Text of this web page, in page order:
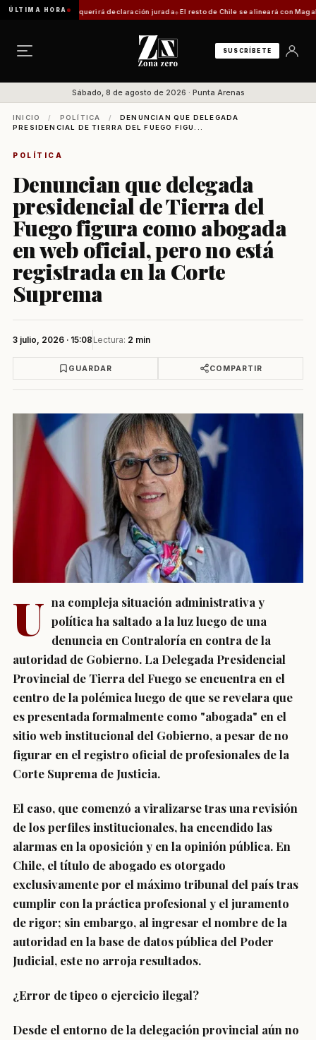
ÚLTIMA HORA
trámite requerirá declaración jurada El resto de Chile se alineará con Magallanes:
SUSCRÍBETE
Sábado, 8 de agosto de 2026 · Punta Arenas
INICIO / POLÍTICA /
DENUNCIAN QUE DELEGADA
PRESIDENCIAL DE TIERRA DEL FUEGO FIGU...
POLÍTICA
Denuncian que delegada
presidencial de Tierra del
Fuego figura como abogada
en web oficial, pero no está
registrada en la Corte
Suprema
3 julio, 2026 · 15:08 Lectura: 2 min
GUARDAR COMPARTIR
U na compleja situación administrativa y
política ha saltado a la luz luego de una
denuncia en Contraloría en contra de la
autoridad de Gobierno. La Delegada Presidencial
Provincial de Tierra del Fuego se encuentra en el
centro de la polémica luego de que se revelara que
es presentada formalmente como "abogada" en el
sitio web institucional del Gobierno, a pesar de no
figurar en el registro oficial de profesionales de la
Corte Suprema de Justicia.
El caso, que comenzó a viralizarse tras una revisión
de los perfiles institucionales, ha encendido las
alarmas en la oposición y en la opinión pública. En
Chile, el título de abogado es otorgado
exclusivamente por el máximo tribunal del país tras
cumplir con la práctica profesional y el juramento
de rigor; sin embargo, al ingresar el nombre de la
autoridad en la base de datos pública del Poder
Judicial, este no arroja resultados.
¿Error de tipeo o ejercicio ilegal?
Desde el entorno de la delegación provincial aún no